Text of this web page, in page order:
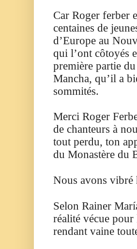
Car Roger ferber
centaines de
d’Europe au
qui l’ont côtoyés
première partie
Mancha, qu’il a
sommités.
Merci Roger
de chanteurs à
tout perdu, ton
du Monastère du
Nous avons
Selon Rainer
réalité vécue
rendant vaine